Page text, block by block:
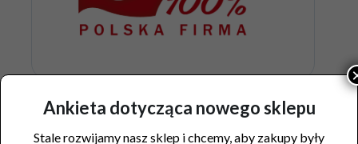
Ankieta dotycząca nowego sklepu
Stale rozwijamy nasz sklep i chcemy, aby zakupy były